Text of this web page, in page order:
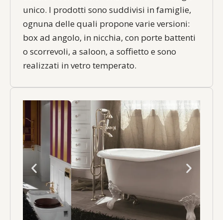
unico. I prodotti sono suddivisi in famiglie,
ognuna delle quali propone varie versioni:
box ad angolo, in nicchia, con porte battenti
o scorrevoli, a saloon, a soffietto e sono
realizzati in vetro temperato.